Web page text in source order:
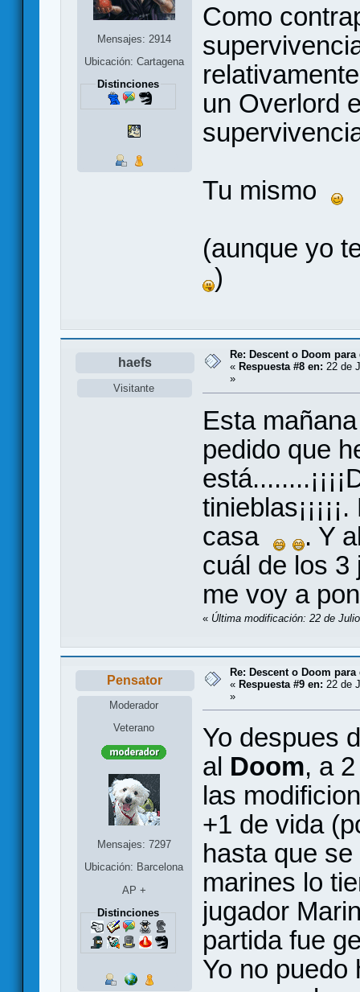
Mensajes: 2914
Ubicación: Cartagena
Distinciones
Como
un Overlord
Tu mismo
(aunque yo
)
haefs
Visitante
Re: Descent o Doom
« Respuesta #8 en: 22 de
»
Esta
pedido que
casa
. Y
cuál de los 3
me voy a
« Última modificación: 22 de
Pensator
Moderador
Veterano
Mensajes: 7297
Ubicación: Barcelona
AP +
Distinciones
Re: Descent o Doom
« Respuesta #9 en: 22 de
»
Yo despues
al Doom, a
las
+1 de vida
hasta que
marines lo
jugador
partida fue
Yo no puedo